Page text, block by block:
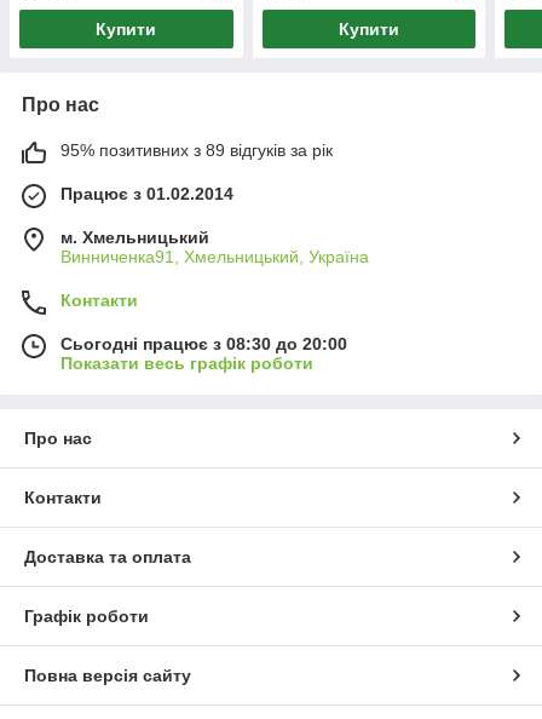
Купити Купити
Про нас
95% позитивних з 89 відгуків за рік
Працює з 01.02.2014
м. Хмельницький
Винниченка91, Хмельницький, Україна
Контакти
Сьогодні працює з 08:30 до 20:00
Показати весь графік роботи
Про нас
Контакти
Доставка та оплата
Графік роботи
Повна версія сайту